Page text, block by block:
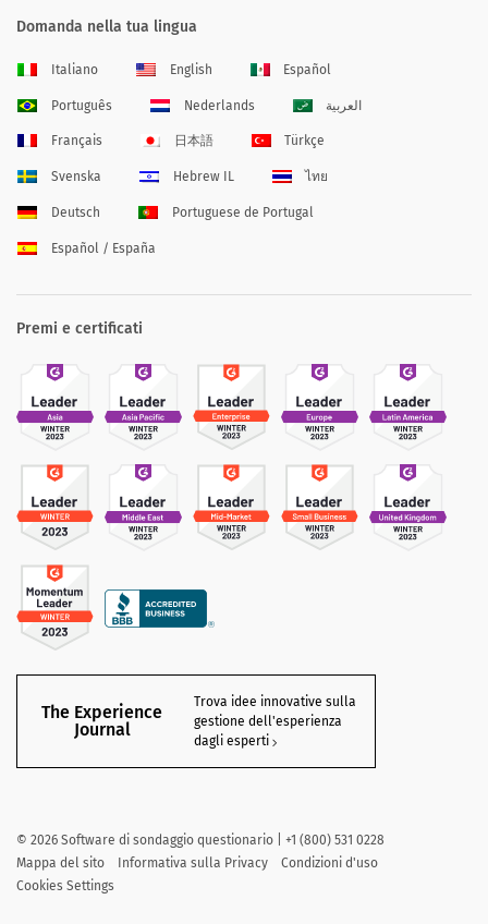
Domanda nella tua lingua
Italiano English Español
Português Nederlands العربية
Français 日本語 Türkçe
Svenska Hebrew IL ไทย
Deutsch Portuguese de Portugal
Español / España
Premi e certificati
The Experience
Journal
Trova idee innovative sulla
gestione dell'esperienza
dagli esperti
© 2026 Software di sondaggio questionario | +1 (800) 531 0228
Mappa del sito
Informativa sulla Privacy
Condizioni d'uso
Cookies Settings